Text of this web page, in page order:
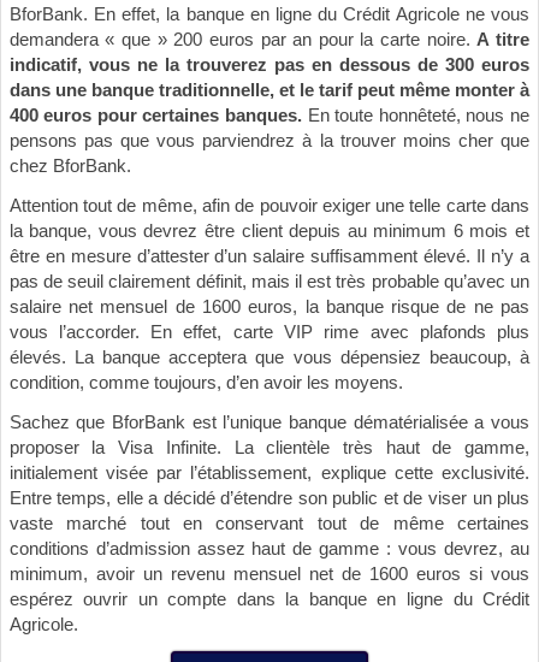
BforBank. En effet, la banque en ligne du Crédit Agricole ne vous
demandera « que » 200 euros par an pour la carte noire. A titre
indicatif, vous ne la trouverez pas en dessous de 300 euros
dans une banque traditionnelle, et le tarif peut même monter à
400 euros pour certaines banques. En toute honnêteté, nous ne
pensons pas que vous parviendrez à la trouver moins cher que
chez BforBank.
Attention tout de même, afin de pouvoir exiger une telle carte dans
la banque, vous devrez être client depuis au minimum 6 mois et
être en mesure d’attester d’un salaire suffisamment élevé. Il n’y a
pas de seuil clairement définit, mais il est très probable qu’avec un
salaire net mensuel de 1600 euros, la banque risque de ne pas
vous l’accorder. En effet, carte VIP rime avec plafonds plus
élevés. La banque acceptera que vous dépensiez beaucoup, à
condition, comme toujours, d’en avoir les moyens.
Sachez que BforBank est l’unique banque dématérialisée a vous
proposer la Visa Infinite. La clientèle très haut de gamme,
initialement visée par l’établissement, explique cette exclusivité.
Entre temps, elle a décidé d’étendre son public et de viser un plus
vaste marché tout en conservant tout de même certaines
conditions d’admission assez haut de gamme : vous devrez, au
minimum, avoir un revenu mensuel net de 1600 euros si vous
espérez ouvrir un compte dans la banque en ligne du Crédit
Agricole.